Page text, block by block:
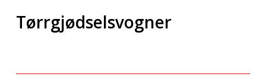
Tørrgjødselsvogner